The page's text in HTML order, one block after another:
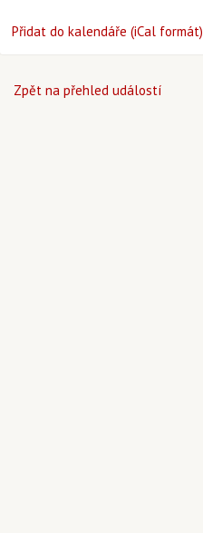
Přidat do kalendáře (iCal formát)
Zpět na přehled událostí